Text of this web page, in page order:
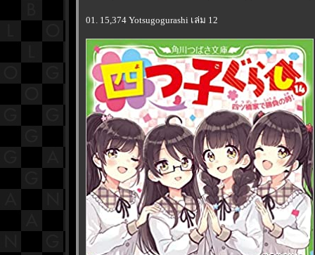
01. 15,374 Yotsugogurashi เล่ม 12